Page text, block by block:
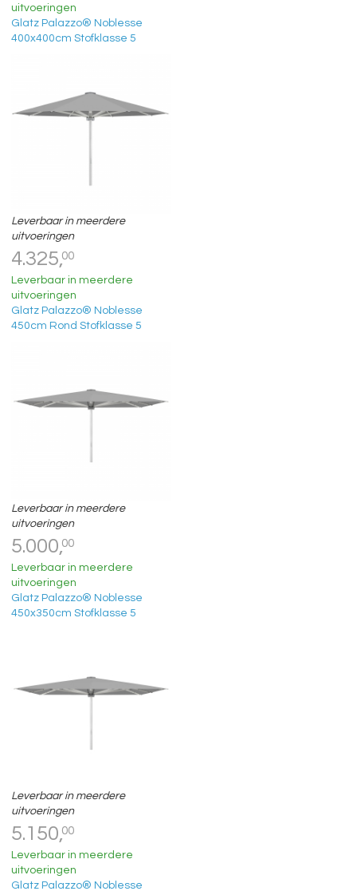
uitvoeringen
Glatz Palazzo® Noblesse
400x400cm Stofklasse 5
Leverbaar in meerdere
uitvoeringen
4.325,00
Leverbaar in meerdere
uitvoeringen
Glatz Palazzo® Noblesse
450cm Rond Stofklasse 5
Leverbaar in meerdere
uitvoeringen
5.000,00
Leverbaar in meerdere
uitvoeringen
Glatz Palazzo® Noblesse
450x350cm Stofklasse 5
Leverbaar in meerdere
uitvoeringen
5.150,00
Leverbaar in meerdere
uitvoeringen
Glatz Palazzo® Noblesse